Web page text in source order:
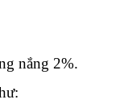
nắng 2%.